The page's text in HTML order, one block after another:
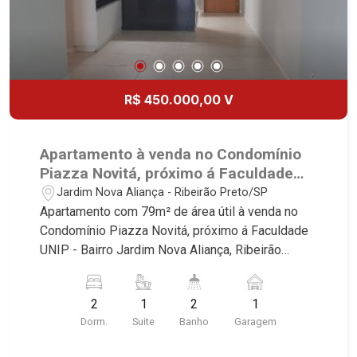
R$ 450.000,00 V
Apartamento à venda no Condomínio
Piazza Novitá, próximo á Faculdade
UNIP - Ribeirão Preto/SP.
Jardim Nova Aliança - Ribeirão Preto/SP
Apartamento com 79m² de área útil à venda no
Condomínio Piazza Novitá, próximo á Faculdade
UNIP - Bairro Jardim Nova Aliança, Ribeirão
imóvel que a Martinelli Imobiliária selecionou
para você: - 79m² de área útil - 2 dormitórios com
armários e ar-condicionado sendo 1 suíte -
2
Dorm.
1
Suite
2
Banho
1
Garagem